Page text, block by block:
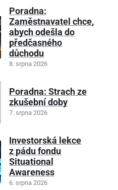
Poradna:
Zaměstnavatel chce,
abych odešla do
předčasného
důchodu
8. srpna 2026
Poradna: Strach ze
zkušební doby
7. srpna 2026
Investorská lekce
z pádu fondu
Situational
Awareness
6. srpna 2026